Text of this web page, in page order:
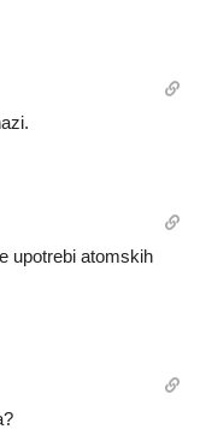
upotrebi atomskih